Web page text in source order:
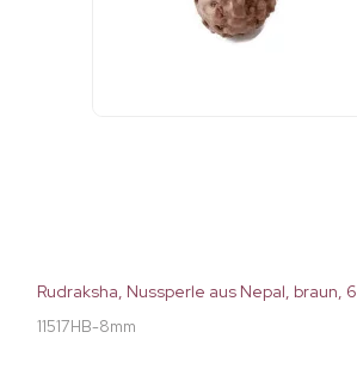
Rudraksha, Nussperle aus Nepal, braun,
11517HB-8mm